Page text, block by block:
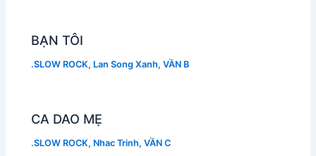
BẠN TÔI
.SLOW ROCK, Lan Song Xanh,VẦN B
CA DAO MẸ
.SLOW ROCK, Nhac Trinh,VẦN C